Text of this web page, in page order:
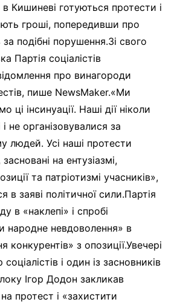
Кишиневі готуються протести і
гроші, попередивши про
за подібні порушення.Зі свого
Партія соціалістів
про винагороди
пише NewsMaker.«Ми
ці інсинуації. Наші дії ніколи
не організовувалися за
людей. Усі наші протести
на ентузіазмі,
та патріотизмі учасників»,
заяві політичної сили.Партія
в «наклепі» і спробі
народне невдоволення» в
конкурентів» з опозиції.Увечері
і один із засновників
Ігор Додон закликав
протест і «захистити